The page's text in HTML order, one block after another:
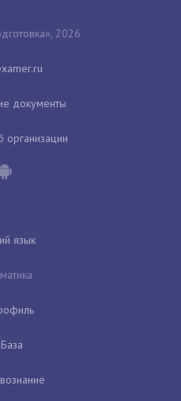
2026
документы
организации
язык
База